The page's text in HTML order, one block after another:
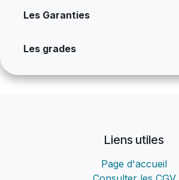
Les Garanties
Les grades
Liens utiles
Page d'accueil